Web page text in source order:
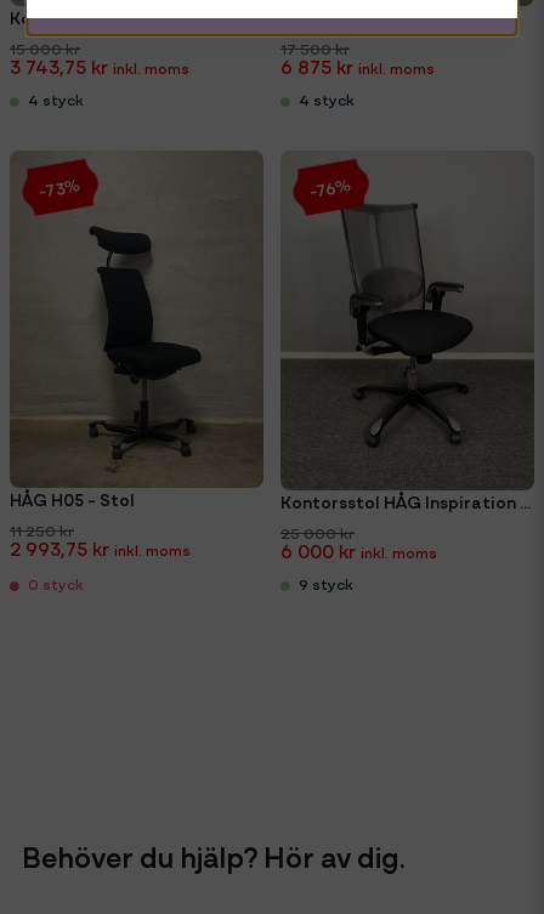
Kontorsstol HÅG H05 Credo SwingBack
15 000 kr
3 743,75 kr
4 styck
HÅG Capisco
17 500 kr
6 875 kr
4 styck
HÅG H05 - Stol
11 250 kr
2 993,75 kr
0 styck
-73%
Kontorsstol HÅG Inspiration 9221
25 000 kr
6 000 kr
9 styck
-76%
Behöver du hjälp? Hör av dig.